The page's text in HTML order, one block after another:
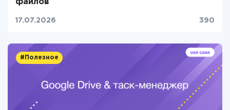
файлов
17.07.2026 390
#Полезное